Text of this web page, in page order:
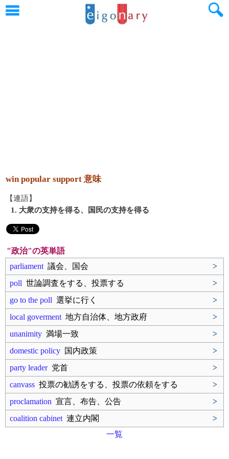
win popular support 意味
【連語】
1. 大衆の支持を得る、国民の支持を得る
"政治"の英単語
parliament 議会、国会
>
poll 世論調査をする、投票する
>
go to the poll 選挙に行く
>
local goverment 地方自治体、地方政府
>
unanimity 満場一致
>
domestic policy 国内政策
>
party leader党首
>
canvass 投票の勧誘をする、投票の依頼をする
>
proclamation 宣言、布告、公告
>
coalition cabinet 連立内閣
>
一覧